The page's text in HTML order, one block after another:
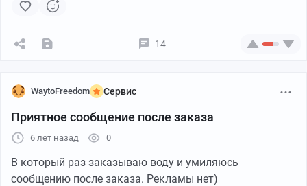
14
WaytoFreedom Сервис
Приятное сообщение после заказа
6 лет назад 0
В который раз заказываю воду и умиляюсь
сообщению после заказа. Рекламы нет)